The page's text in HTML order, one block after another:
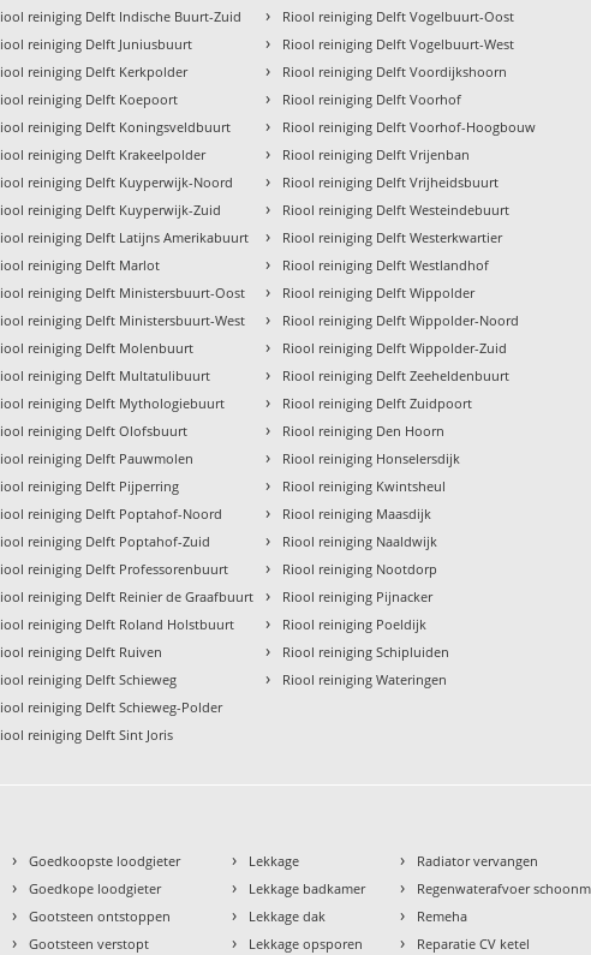
reiniging Delft Indische Buurt-Zuid
reiniging Delft Juniusbuurt
reiniging Delft Kerkpolder
reiniging Delft Koepoort
reiniging Delft Koningsveldbuurt
reiniging Delft Krakeelpolder
reiniging Delft Kuyperwijk-Noord
reiniging Delft Kuyperwijk-Zuid
reiniging Delft Latijns Amerikabuurt
reiniging Delft Marlot
reiniging Delft Ministersbuurt-Oost
reiniging Delft Ministersbuurt-West
reiniging Delft Molenbuurt
reiniging Delft Multatulibuurt
reiniging Delft Mythologiebuurt
reiniging Delft Olofsbuurt
reiniging Delft Pauwmolen
reiniging Delft Pijperring
reiniging Delft Poptahof-Noord
reiniging Delft Poptahof-Zuid
reiniging Delft Professorenbuurt
reiniging Delft Reinier de Graafbuurt
reiniging Delft Roland Holstbuurt
reiniging Delft Ruiven
reiniging Delft Schieweg
reiniging Delft Schieweg-Polder
reiniging Delft Sint Joris
› Riool reiniging Delft Vogelbuurt-Oost
› Riool reiniging Delft Vogelbuurt-West
› Riool reiniging Delft Voordijkshoorn
› Riool reiniging Delft Voorhof
› Riool reiniging Delft Voorhof-Hoogbouw
› Riool reiniging Delft Vrijenban
› Riool reiniging Delft Vrijheidsbuurt
› Riool reiniging Delft Westeindebuurt
› Riool reiniging Delft Westerkwartier
› Riool reiniging Delft Westlandhof
› Riool reiniging Delft Wippolder
› Riool reiniging Delft Wippolder-Noord
› Riool reiniging Delft Wippolder-Zuid
› Riool reiniging Delft Zeeheldenbuurt
› Riool reiniging Delft Zuidpoort
› Riool reiniging Den Hoorn
› Riool reiniging Honselersdijk
› Riool reiniging Kwintsheul
› Riool reiniging Maasdijk
› Riool reiniging Naaldwijk
› Riool reiniging Nootdorp
› Riool reiniging Pijnacker
› Riool reiniging Poeldijk
› Riool reiniging Schipluiden
› Riool reiniging Wateringen
› Goedkoopste loodgieter
› Goedkope loodgieter
› Gootsteen ontstoppen
› Gootsteen verstopt
› Lekkage
› Lekkage badkamer
› Lekkage dak
› Lekkage opsporen
› Radiator vervangen
› Regenwaterafvoer
› Remeha
› Reparatie CV ketel